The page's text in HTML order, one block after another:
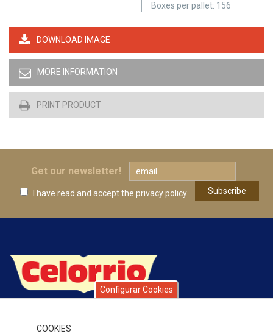
Configurar Cookies
COOKIES
Boxes per pallet: 156
DOWNLOAD IMAGE
MORE INFORMATION
PRINT PRODUCT
Get our newsletter!
I have read and acceptthe privacy policy
quality of our products, service and attention to our clients,